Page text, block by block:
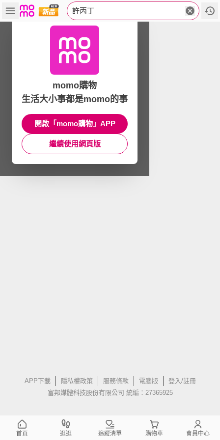
許丙丁
APP下載 隱私權政策 服務條款 電腦版
登入/註冊
富邦媒體科技股份有限公司 統編：27365925
momo購物
生活大小事都是momo的事
開啟「momo購物」APP
繼續使用網頁版
首頁 逛逛 追蹤清單 購物車 會員中心